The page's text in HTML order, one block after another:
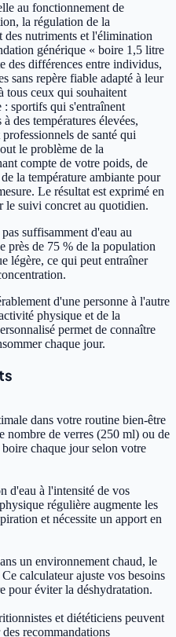
au fonctionnement de
la régulation de la
des nutriments et l'élimination
générique « boire 1,5 litre
des différences entre individus,
sans repère fiable adapté à leur
tous ceux qui souhaitent
: sportifs qui s'entraînent
des températures élevées,
de santé qui
le problème de la
compte de votre poids, de
la température ambiante pour
Le résultat est exprimé en
le suivi concret au quotidien.
suffisamment d'eau au
près de 75 % de la population
légère, ce qui peut entraîner
d'une personne à l'autre
physique et de la
permet de connaître
chaque jour.
dans votre routine bien-être
nombre de verres (250 ml) ou de
chaque jour selon votre
d'eau à l'intensité de vos
régulière augmente les
et nécessite un apport en
un environnement chaud, le
calculateur ajuste vos besoins
pour éviter la déshydratation.
et diététiciens peuvent
recommandations